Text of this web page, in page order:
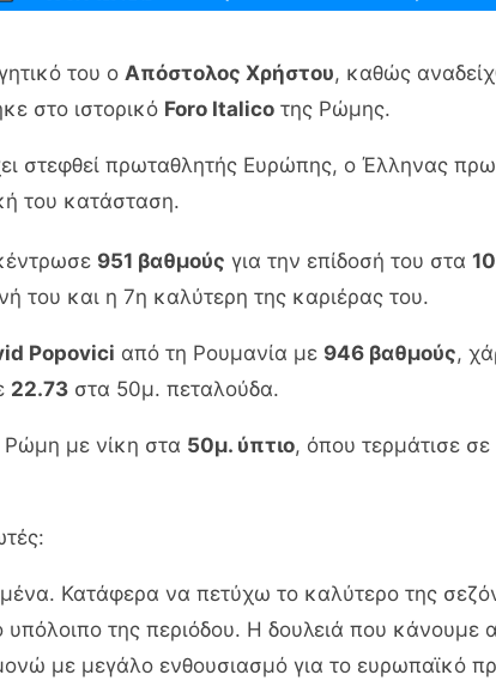
του ο Απόστολος Χρήστου, καθώς
στο ιστορικό Foro Italico της Ρώμης.
στεφθεί πρωταθλητής Ευρώπης, ο Έλληνας
του κατάσταση.
951 βαθμούς για την επίδοσή του στα
του και η 7η καλύτερη της καριέρας του.
Popovici από τη Ρουμανία με 946 βαθμούς,
22.73 στα 50μ. πεταλούδα.
Ρώμη με νίκη στα 50μ. ύπτιο, όπου τερμάτισε σε
Κατάφερα να πετύχω το καλύτερο της
υπόλοιπο της περιόδου. Η δουλειά που
με μεγάλο ενθουσιασμό για το ευρωπαϊκό